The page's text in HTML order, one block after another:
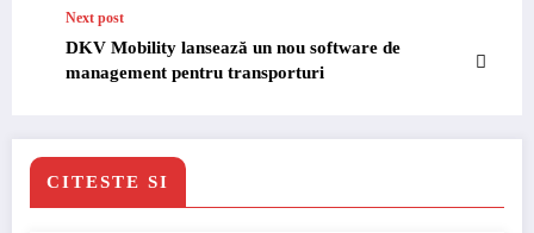
Next post
DKV Mobility lansează un nou software de
management pentru transporturi
CITESTE SI